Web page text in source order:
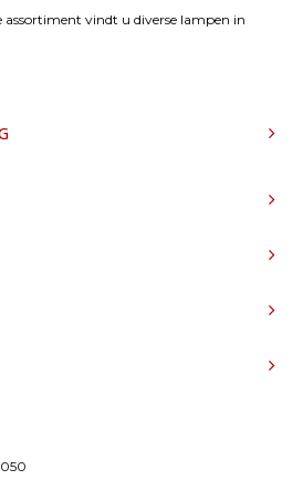
assortiment vindt u diverse lampen in